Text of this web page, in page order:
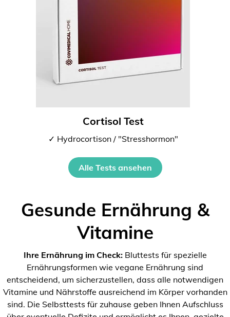
Cortisol Test
✓ Hydrocortison / "Stresshormon"
Alle Tests ansehen
Gesunde Ernährung &
Vitamine
Ihre Ernährung im Check:Bluttests für spezielle
Ernährungsformen wie vegane Ernährung sind
entscheidend, um sicherzustellen, dass alle notwendigen
Vitamine und Nährstoffe ausreichend im Körper vorhanden
sind. Die Selbsttests für zuhause geben Ihnen Aufschluss